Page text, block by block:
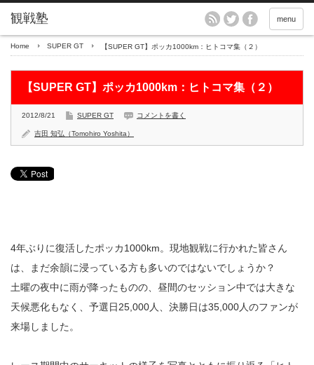
menu
Home SUPER GT 【SUPER GT】ポッカ1000km：ヒトコマ集（２）
【SUPER GT】ポッカ1000km：ヒトコマ集（２）
2012/8/21 SUPER GT コメントを書く
吉田 知弘（Tomohiro Yoshita）
4年ぶりに復活したポッカ1000km。現地観戦に行かれた皆さん
は、まだ余韻に浸っている方も多いのではないでしょうか？
土曜の夜中に雨が降ったものの、昼間のセッション中では大きな
天候悪化もなく、予選日25,000人、決勝日は35,000人のファンが
来場しました。